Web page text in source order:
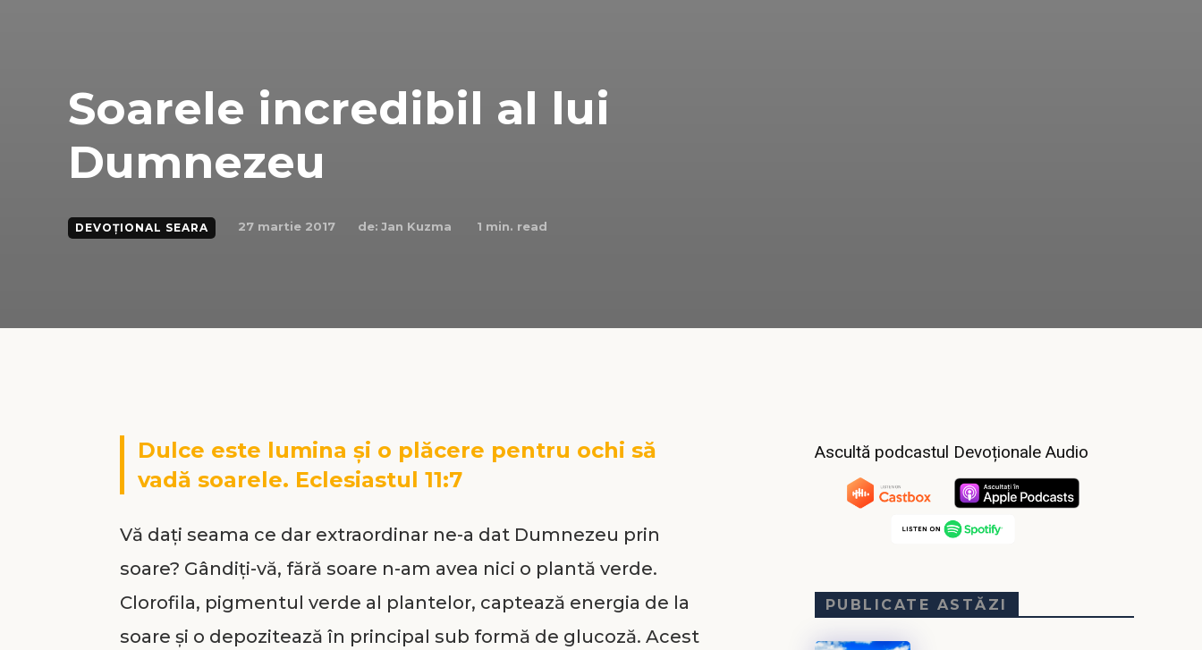
Soarele incredibil al lui
Dumnezeu
DEVOȚIONAL SEARA 27 martie 2017 de: Jan Kuzma 1 min. read
Dulce este lumina şi o plăcere pentru ochi să
vadă soarele. Eclesiastul 11:7
Vă daţi seama ce dar extraordinar ne-a dat Dumnezeu prin
soare? Gândiţi-vă, fără soare n-am avea nici o plantă verde.
Clorofila, pigmentul verde al plantelor, captează energia de la
soare şi o depozitează în principal sub formă de glucoză. Acest
Ascultă podcastul Devoționale Audio
PUBLICATE ASTĂZI